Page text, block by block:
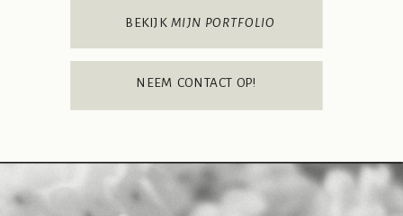
BEKIJKMIJN PORTFOLIO
NEEM CONTACT OP!